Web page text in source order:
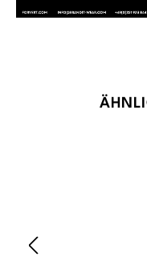
Produktgalerie